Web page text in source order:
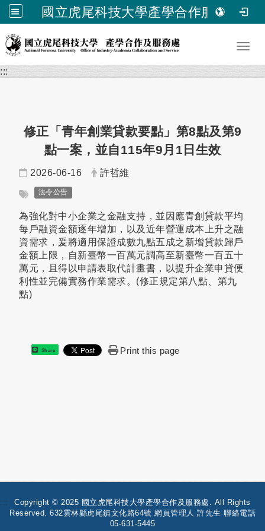
國立虎尾科技大學產學合作服務處
跳到主要內容
:::
修正「青年創業貸款要點」第8點及第9
點一案，並自115年9月1日生效
日期：
2026-06-16 發布者：
許哲維
標籤：
法令公告
為強化對中小企業之金融支持，並因應青創貸款平均
每戶融資金額逐年增加，以及近年營運成本上升之融
資需求，爰將適用保證成數九點五成之新增貸款歸戶
金額上限，自新臺幣一百萬元調高至新臺幣一百五十
萬元，且得以申請表取代計畫書，以提升企業申貸便
利性並完備實務作業需求。(修正規定第八點、第九
點)
Share Print this page
:::
Copyright © 2025 國立虎尾科技大學產學合作及服務處. All Rights
Reserved. 632雲林縣虎尾鎮文化路64號 網頁管理人 許先生 聯絡電話
05-631-5445